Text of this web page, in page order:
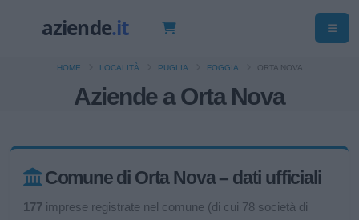
Aziende a Orta Nova
HOME LOCALITÀ PUGLIA FOGGIA ORTA NOVA
Comune di Orta Nova – dati ufficiali
177 imprese registrate nel comune (di cui 78 società di